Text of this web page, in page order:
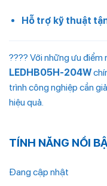
Hỗ trợ kỹ thuật
???? Với những ưu điểm
LEDHB05H-204W
trình công nghiệp cần
hiệu quả.
TÍNH NĂNG NỔI
Đang cập nhật